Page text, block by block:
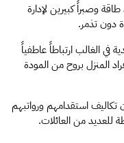
– القدرة على تحمل العمل الشاق: يمتلكون طاقة وصبراً كبيرين لإدارة
دون تذمر.
– الوفاء والارتباط بالأسرة: تظهر العاملة الهندية في الغالب ارتباطاً عاطفياً
كبيراً بالأسرة التي تعمل لديها، وتتعامل مع أفراد المنزل بروح من المودة
– التكلفة الاقتصادية المناسبة: غالباً ما تكون تكاليف استقدامهم ورواتبهم
للعديد من العائلات.